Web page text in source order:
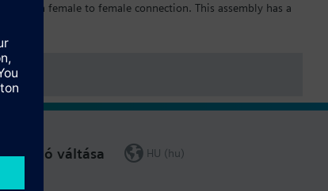
and a female to female connection. This assembly has a
Régió váltása HU (hu)